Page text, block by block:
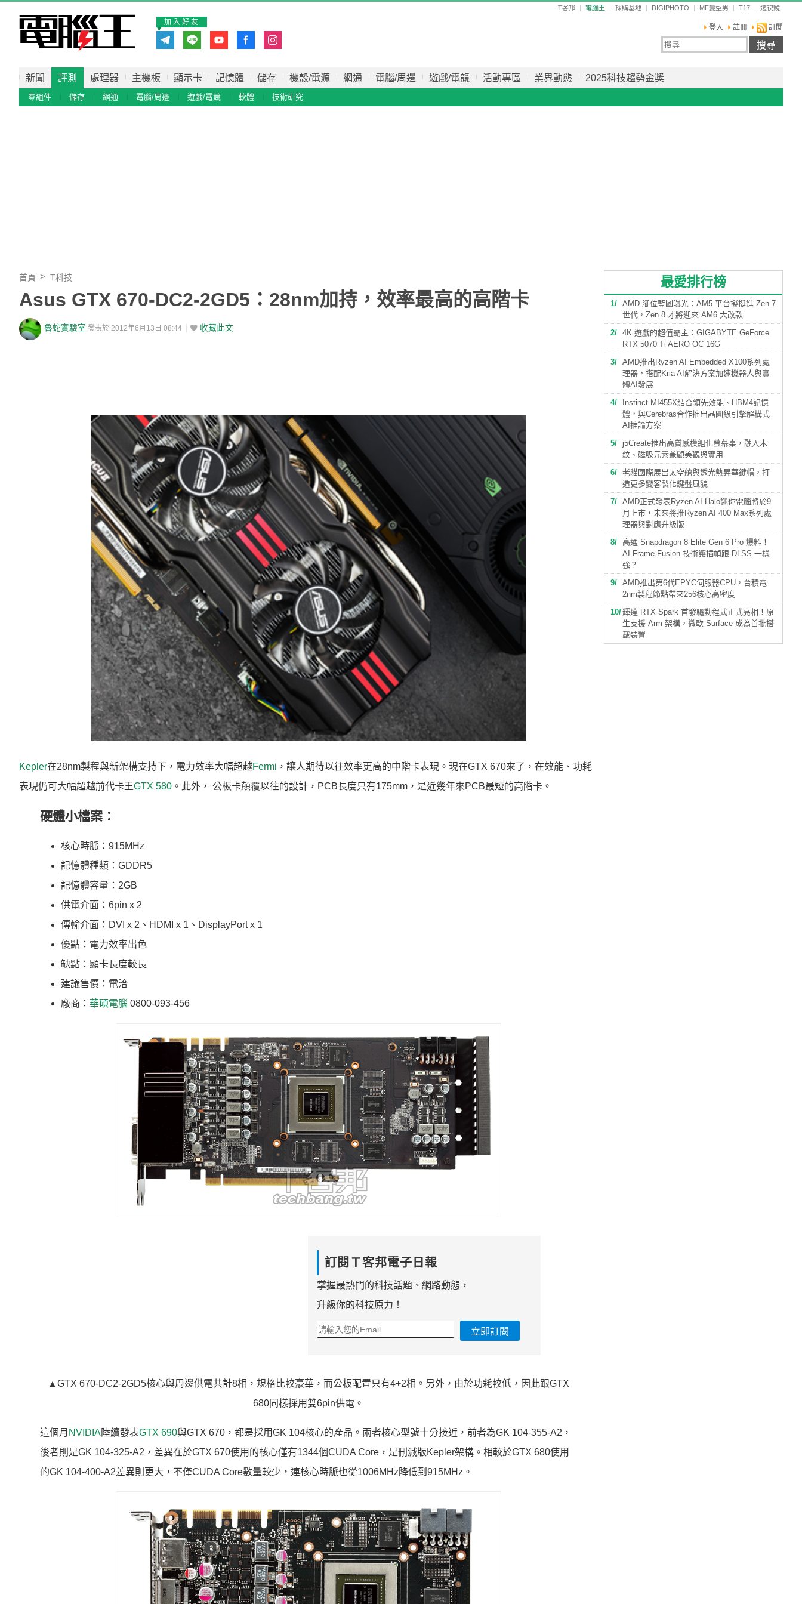
T客邦 電腦王 採購基地 DIGIPHOTO MF變型男 T17 透視鏡
登入 註冊 訂閱
加入好友
新聞 評測 處理器 主機板 顯示卡 記憶體 儲存 機殼/電源 網通 電腦/周邊 遊戲/電競 活動專區 業界動態 2025科技趨勢金獎
零組件 儲存 網通 電腦/周邊 遊戲/電競 軟體 技術研究
首頁 T科技
Asus GTX 670-DC2-2GD5：28nm加持，效率最高的高階卡
魯蛇實驗室 發表於 2012年6月13日 08:44 收藏此文
Kepler在28nm製程與新架構支持下，電力效率大幅超越Fermi ，讓人期待以往效率更高的中階卡表現。現在GTX 670來了，在效能、功耗
表現仍可大幅超越前代卡王GTX 580 。此外， 公板卡顛覆以往的設計，PCB長度只有175mm，是近幾年來PCB最短的高階卡。
硬體小檔案：
核心時脈：915MHz
記憶體種類：GDDR5
記憶體容量：2GB
供電介面：6pin x 2
傳輸介面：DVI x 2、HDMI x 1、DisplayPort x 1
優點：電力效率出色
缺點：顯卡長度較長
建議售價：電洽
廠商： 華碩電腦 0800-093-456
訂閱Ｔ客邦電子日報
掌握最熱門的科技話題、網路動態，
升級你的科技原力！
立即訂閱
▲GTX 670-DC2-2GD5核心與周邊供電共計8相，規格比較豪華，而公板配置只有4+2相。另外，由於功耗較低，因此跟GTX
680同樣採用雙6pin供電。
這個月 NVIDIA陸續發表GTX 690與GTX 670，都是採用GK 104核心的產品。兩者核心型號十分接近，前者為GK 104-355-A2，
後者則是GK 104-325-A2，差異在於GTX 670使用的核心僅有1344個CUDA Core，是刪減版Kepler架構。相較於GTX 680使用
的GK 104-400-A2差異則更大，不僅CUDA Core數量較少，連核心時脈也從1006MHz降低到915MHz。
最愛排行榜
1
AMD 腳位藍圖曝光：AM5 平台擬挺進 Zen 7
世代，Zen 8 才將迎來 AM6 大改款
2
4K 遊戲的超值霸主：GIGABYTE GeForce
RTX 5070 Ti AERO OC 16G
3
AMD推出Ryzen AI Embedded X100系列處
理器，搭配Kria AI解決方案加速機器人與實
體AI發展
4
Instinct MI455X結合領先效能、HBM4記憶
體，與Cerebras合作推出晶圓級引擎解構式
AI推論方案
5
j5Create推出高質感模組化螢幕桌，融入木
紋、磁吸元素兼顧美觀與實用
6
老貓國際展出太空艙與透光熱昇華鍵帽，打
造更多變客製化鍵盤風貌
7
AMD正式發表Ryzen AI Halo迷你電腦將於9
月上市，未來將推Ryzen AI 400 Max系列處
理器與對應升級版
8
高通 Snapdragon 8 Elite Gen 6 Pro 爆料！
AI Frame Fusion 技術讓插幀跟 DLSS 一樣
強？
9
AMD推出第6代EPYC伺服器CPU，台積電
2nm製程節點帶來256核心高密度
10 輝達 RTX Spark 首發驅動程式正式亮相！原
生支援 Arm 架構，微軟 Surface 成為首批搭
載裝置